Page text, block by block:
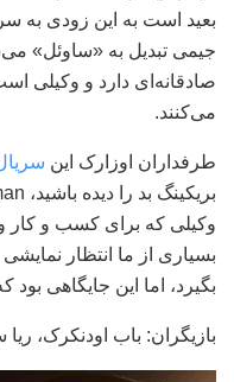
بعید است به این زودی به
جیمی تبدیل به «ساوئل»
صادقانه‌ای دارد و وکیلی
می‌کنند.
طرفداران اوزارک این
وکیلی که برای کسب و
بسیاری از ما انتظار
بگیرد، اما این جایگاهی
بازیگران: باب اودنکرک،